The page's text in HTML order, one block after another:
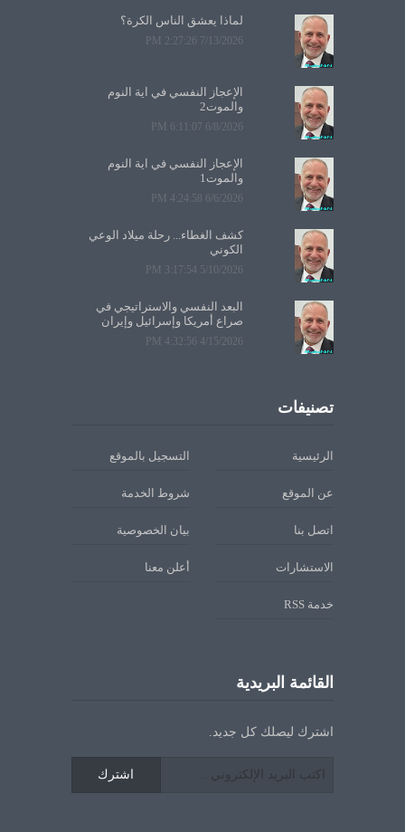
لماذا يعشق الناس الكرة؟
7/13/2026 2:27:26 PM
الإعجاز النفسي في آية النوم
والموت2
6/8/2026 6:11:07 PM
الإعجاز النفسي في آية النوم
والموت1
6/6/2026 4:24:58 PM
كشف الغطاء... رحلة ميلاد الوعي
الكوني
5/10/2026 3:17:54 PM
البعد النفسي والاستراتيجي في
صراع أمريكا وإسرائيل وإيران
4/15/2026 4:32:56 PM
تصنيفات
الرئيسية التسجيل بالموقع
عن الموقع شروط الخدمة
اتصل بنا بيان الخصوصية
الاستشارات أعلن معنا
خدمة RSS
القائمة البريدية
اشترك ليصلك كل جديد.
اشترك